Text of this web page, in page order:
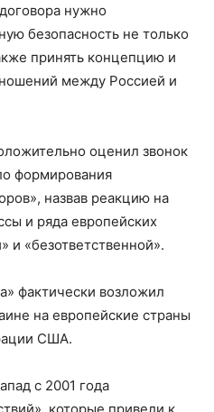
нужно
безопасность не только
принять концепцию и
между Россией и
оценил звонок
формирования
назвав реакцию на
и ряда европейских
и «безответственной».
фактически возложил
на европейские страны
США.
с 2001 года